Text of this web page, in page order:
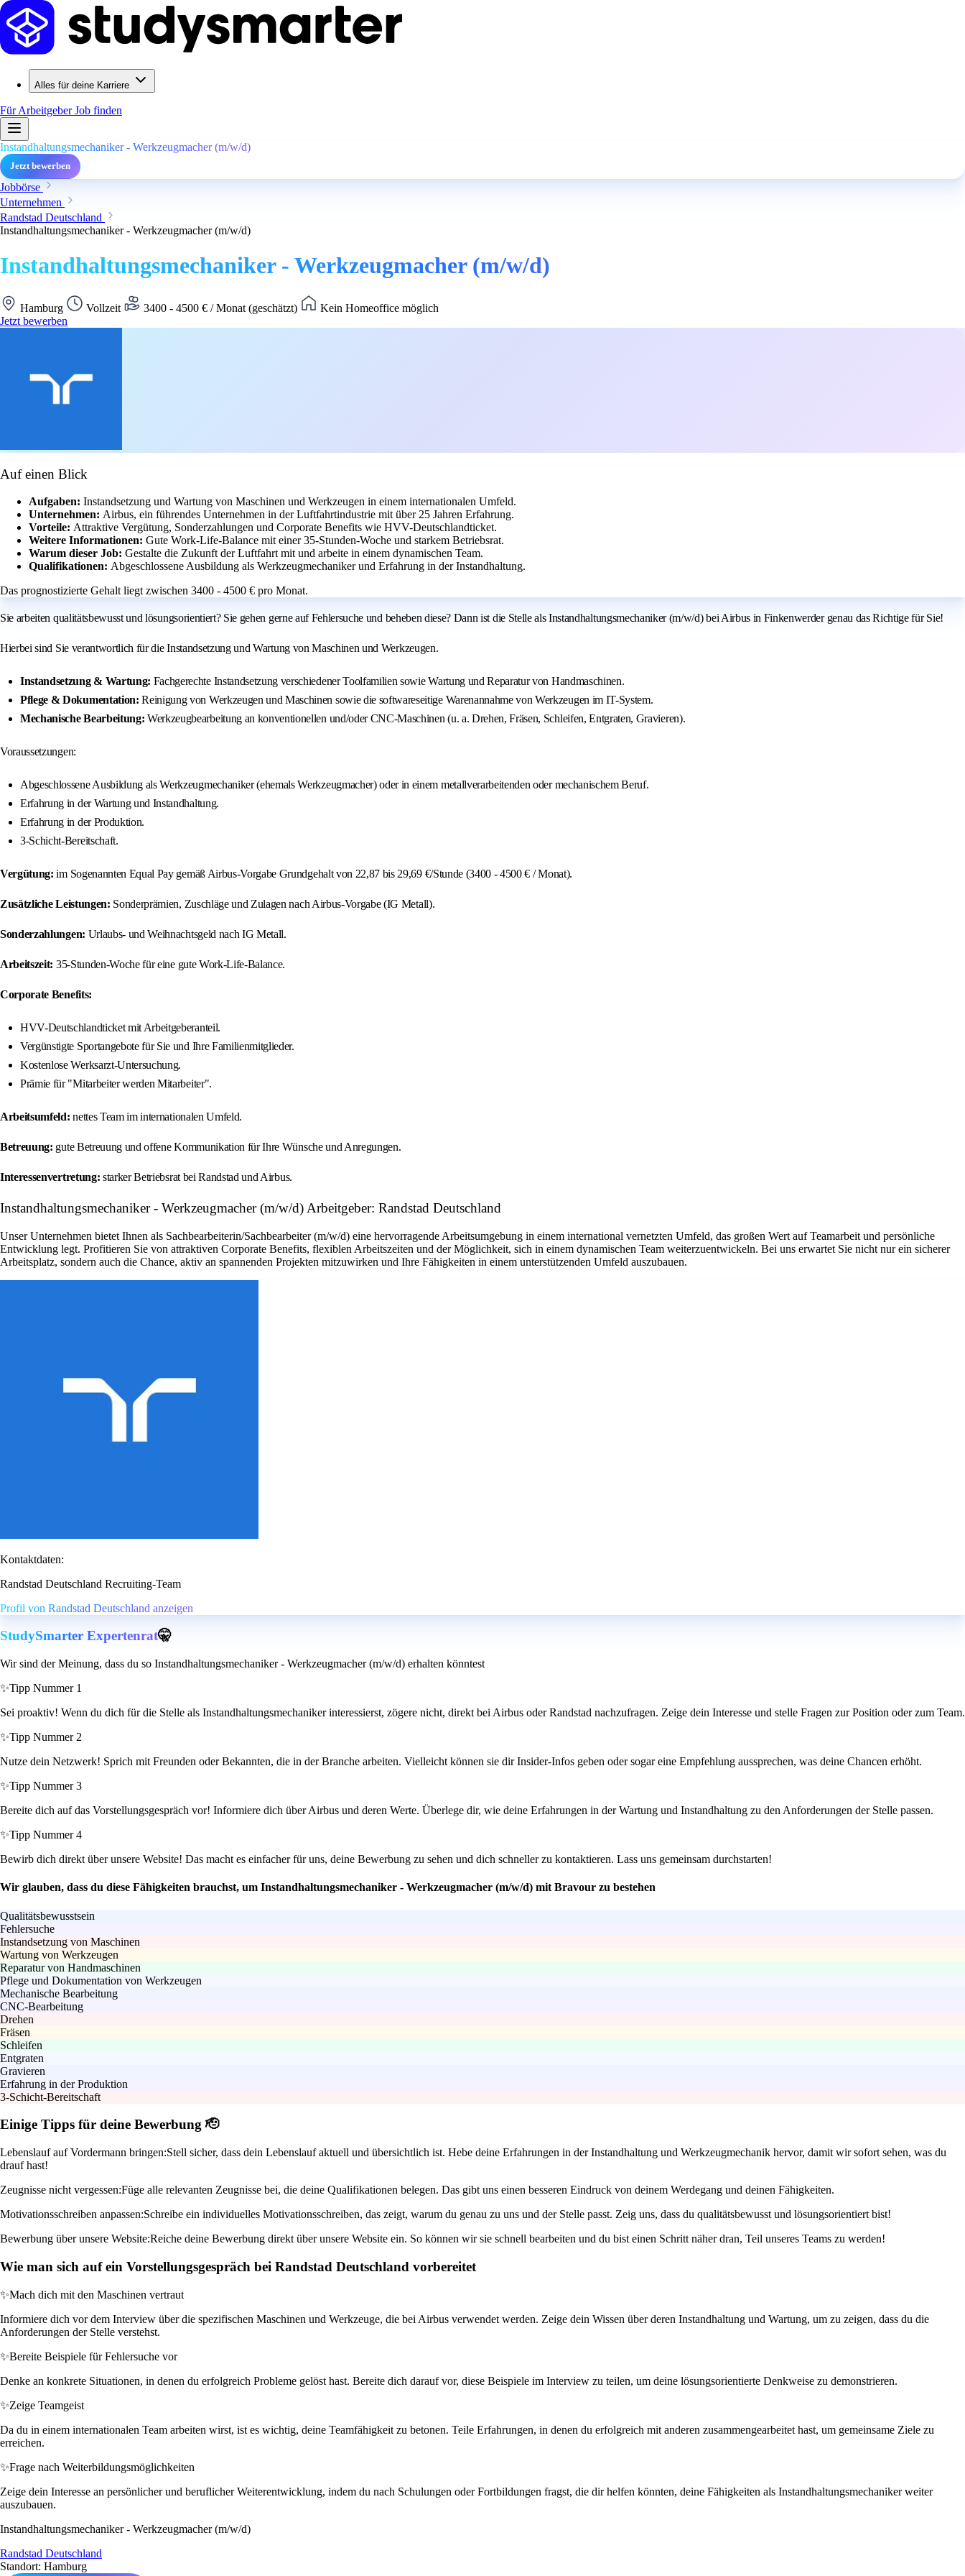
Alles für deine Karriere
Für ArbeitgeberJob finden
Instandhaltungsmechaniker - Werkzeugmacher (m/w/d)
Jetzt bewerben
Jobbörse
Unternehmen
Randstad Deutschland
Instandhaltungsmechaniker - Werkzeugmacher (m/w/d)
Instandhaltungsmechaniker - Werkzeugmacher (m/w/d)
Hamburg Vollzeit 3400 - 4500 € / Monat (geschätzt)
Kein Homeoffice möglich
Jetzt bewerben
Auf einen Blick
Aufgaben: Instandsetzung und Wartung von Maschinen und Werkzeugen in einem internationalen Umfeld.
Unternehmen: Airbus, ein führendes Unternehmen in der Luftfahrtindustrie mit über 25 Jahren Erfahrung.
Vorteile: Attraktive Vergütung, Sonderzahlungen und Corporate Benefits wie HVV-Deutschlandticket.
Weitere Informationen: Gute Work-Life-Balance mit einer 35-Stunden-Woche und starkem Betriebsrat.
Warum dieser Job: Gestalte die Zukunft der Luftfahrt mit und arbeite in einem dynamischen Team.
Qualifikationen: Abgeschlossene Ausbildung als Werkzeugmechaniker und Erfahrung in der Instandhaltung.
Das prognostizierte Gehalt liegt zwischen 3400 - 4500 € pro Monat.
Sie arbeiten qualitätsbewusst und lösungsorientiert? Sie gehen gerne auf Fehlersuche und beheben diese? Dann ist die Stelle als Instandhaltungsmechaniker (m/w/d) bei Airbus in Finkenwerder genau das Richtige für Sie!
Hierbei sind Sie verantwortlich für die Instandsetzung und Wartung von Maschinen und Werkzeugen.
Instandsetzung & Wartung: Fachgerechte Instandsetzung verschiedener Toolfamilien sowie Wartung und Reparatur von Handmaschinen.
Pflege & Dokumentation: Reinigung von Werkzeugen und Maschinen sowie die softwareseitige Warenannahme von Werkzeugen im IT-System.
Mechanische Bearbeitung: Werkzeugbearbeitung an konventionellen und/oder CNC-Maschinen (u. a. Drehen, Fräsen, Schleifen, Entgraten, Gravieren).
Voraussetzungen:
Abgeschlossene Ausbildung als Werkzeugmechaniker (ehemals Werkzeugmacher) oder in einem metallverarbeitenden oder mechanischem Beruf.
Erfahrung in der Wartung und Instandhaltung.
Erfahrung in der Produktion.
3-Schicht-Bereitschaft.
Vergütung: im Sogenannten Equal Pay gemäß Airbus-Vorgabe Grundgehalt von 22,87 bis 29,69 €/Stunde (3400 - 4500 € / Monat).
Zusätzliche Leistungen: Sonderprämien, Zuschläge und Zulagen nach Airbus-Vorgabe (IG Metall).
Sonderzahlungen: Urlaubs- und Weihnachtsgeld nach IG Metall.
Arbeitszeit: 35-Stunden-Woche für eine gute Work-Life-Balance.
Corporate Benefits:
HVV-Deutschlandticket mit Arbeitgeberanteil.
Vergünstigte Sportangebote für Sie und Ihre Familienmitglieder.
Kostenlose Werksarzt-Untersuchung.
Prämie für "Mitarbeiter werden Mitarbeiter".
Arbeitsumfeld: nettes Team im internationalen Umfeld.
Betreuung: gute Betreuung und offene Kommunikation für Ihre Wünsche und Anregungen.
Interessenvertretung: starker Betriebsrat bei Randstad und Airbus.
Instandhaltungsmechaniker - Werkzeugmacher (m/w/d) Arbeitgeber: Randstad Deutschland
Unser Unternehmen bietet Ihnen als Sachbearbeiterin/Sachbearbeiter (m/w/d) eine hervorragende Arbeitsumgebung in einem international vernetzten Umfeld, das großen Wert auf Teamarbeit und persönliche
Entwicklung legt. Profitieren Sie von attraktiven Corporate Benefits, flexiblen Arbeitszeiten und der Möglichkeit, sich in einem dynamischen Team weiterzuentwickeln. Bei uns erwartet Sie nicht nur ein sicherer
Arbeitsplatz, sondern auch die Chance, aktiv an spannenden Projekten mitzuwirken und Ihre Fähigkeiten in einem unterstützenden Umfeld auszubauen.
Kontaktdaten:
Randstad Deutschland Recruiting-Team
Profil von Randstad Deutschland anzeigen
StudySmarter Expertenrat🤫
Wir sind der Meinung, dass du so Instandhaltungsmechaniker - Werkzeugmacher (m/w/d) erhalten könntest
✨Tipp Nummer 1
Sei proaktiv! Wenn du dich für die Stelle als Instandhaltungsmechaniker interessierst, zögere nicht, direkt bei Airbus oder Randstad nachzufragen. Zeige dein Interesse und stelle Fragen zur Position oder zum Team.
✨Tipp Nummer 2
Nutze dein Netzwerk! Sprich mit Freunden oder Bekannten, die in der Branche arbeiten. Vielleicht können sie dir Insider-Infos geben oder sogar eine Empfehlung aussprechen, was deine Chancen erhöht.
✨Tipp Nummer 3
Bereite dich auf das Vorstellungsgespräch vor! Informiere dich über Airbus und deren Werte. Überlege dir, wie deine Erfahrungen in der Wartung und Instandhaltung zu den Anforderungen der Stelle passen.
✨Tipp Nummer 4
Bewirb dich direkt über unsere Website! Das macht es einfacher für uns, deine Bewerbung zu sehen und dich schneller zu kontaktieren. Lass uns gemeinsam durchstarten!
Wir glauben, dass du diese Fähigkeiten brauchst, um Instandhaltungsmechaniker - Werkzeugmacher (m/w/d) mit Bravour zu bestehen
Qualitätsbewusstsein
Fehlersuche
Instandsetzung von Maschinen
Wartung von Werkzeugen
Reparatur von Handmaschinen
Pflege und Dokumentation von Werkzeugen
Mechanische Bearbeitung
CNC-Bearbeitung
Drehen
Fräsen
Schleifen
Entgraten
Gravieren
Erfahrung in der Produktion
3-Schicht-Bereitschaft
Einige Tipps für deine Bewerbung 🫡
Lebenslauf auf Vordermann bringen:Stell sicher, dass dein Lebenslauf aktuell und übersichtlich ist. Hebe deine Erfahrungen in der Instandhaltung und Werkzeugmechanik hervor, damit wir sofort sehen, was du
drauf hast!
Zeugnisse nicht vergessen:Füge alle relevanten Zeugnisse bei, die deine Qualifikationen belegen. Das gibt uns einen besseren Eindruck von deinem Werdegang und deinen Fähigkeiten.
Motivationsschreiben anpassen:Schreibe ein individuelles Motivationsschreiben, das zeigt, warum du genau zu uns und der Stelle passt. Zeig uns, dass du qualitätsbewusst und lösungsorientiert bist!
Bewerbung über unsere Website:Reiche deine Bewerbung direkt über unsere Website ein. So können wir sie schnell bearbeiten und du bist einen Schritt näher dran, Teil unseres Teams zu werden!
Wie man sich auf ein Vorstellungsgespräch bei Randstad Deutschland vorbereitet
✨Mach dich mit den Maschinen vertraut
Informiere dich vor dem Interview über die spezifischen Maschinen und Werkzeuge, die bei Airbus verwendet werden. Zeige dein Wissen über deren Instandhaltung und Wartung, um zu zeigen, dass du die
Anforderungen der Stelle verstehst.
✨Bereite Beispiele für Fehlersuche vor
Denke an konkrete Situationen, in denen du erfolgreich Probleme gelöst hast. Bereite dich darauf vor, diese Beispiele im Interview zu teilen, um deine lösungsorientierte Denkweise zu demonstrieren.
✨Zeige Teamgeist
Da du in einem internationalen Team arbeiten wirst, ist es wichtig, deine Teamfähigkeit zu betonen. Teile Erfahrungen, in denen du erfolgreich mit anderen zusammengearbeitet hast, um gemeinsame Ziele zu
erreichen.
✨Frage nach Weiterbildungsmöglichkeiten
Zeige dein Interesse an persönlicher und beruflicher Weiterentwicklung, indem du nach Schulungen oder Fortbildungen fragst, die dir helfen könnten, deine Fähigkeiten als Instandhaltungsmechaniker weiter
auszubauen.
Instandhaltungsmechaniker - Werkzeugmacher (m/w/d)
Randstad Deutschland
Standort: Hamburg